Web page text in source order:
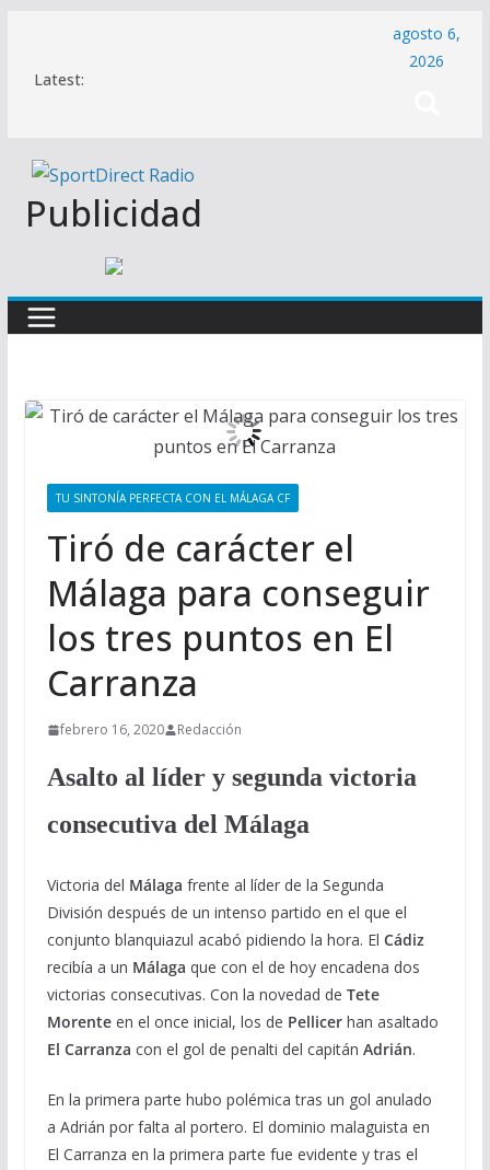
contenido
Latest:
agosto 6,
2026
Publicidad
TU SINTONÍA PERFECTA CON EL MÁLAGA CF
Tiró de carácter el
Málaga para conseguir
los tres puntos en El
Carranza
febrero 16, 2020 Redacción
Asalto al líder y segunda victoria
consecutiva del Málaga
Victoria del Málaga frente al líder de la Segunda
División después de un intenso partido en el que el
conjunto blanquiazul acabó pidiendo la hora. El Cádiz
recibía a un Málaga que con el de hoy encadena dos
victorias consecutivas. Con la novedad de Tete
Morenteen el once inicial, los de Pellicerhan asaltado
El Carranza con el gol de penalti del capitán Adrián.
En la primera parte hubo polémica tras un gol anulado
a Adrián por falta al portero. El dominio malaguista en
El Carranza en la primera parte fue evidente y tras el